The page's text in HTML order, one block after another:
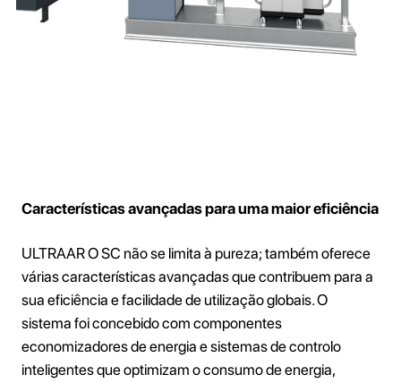
Características avançadas para uma maior eficiência
ULTRAAR O SC não se limita à pureza; também oferece
várias características avançadas que contribuem para a
sua eficiência e facilidade de utilização globais. O
sistema foi concebido com componentes
economizadores de energia e sistemas de controlo
inteligentes que optimizam o consumo de energia,